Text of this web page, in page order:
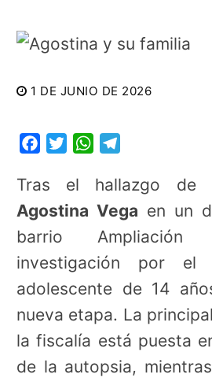
1 DE JUNIO DE 2026
FacebookTwitterWhatsApp
Tras el hallazgo de
Agostina Vega en un
barrio Ampliación
investigación por
adolescente de 14
nueva etapa. La
la fiscalía está puesta
de la autopsia,